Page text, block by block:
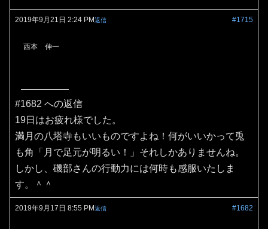
2019年9月21日 2:24 PM #1715
返信
西本 伸一
#1682 への返信
19日はお疲れ様でした。
満月の八塔寺もいいものですよね！何がいいかって兎
も角「月で足元が明るい！」それしかありませんね。
しかし、磯部さんの行動力には何時も感服いたしま
す。＾＾
2019年9月17日 8:55 PM #1682
返信